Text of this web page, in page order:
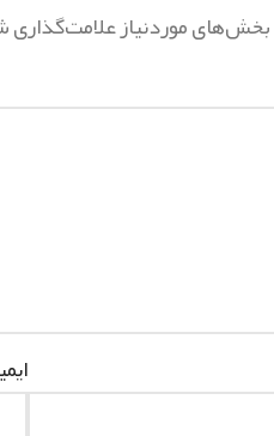
بخش‌های موردنیاز علامت‌گذاری